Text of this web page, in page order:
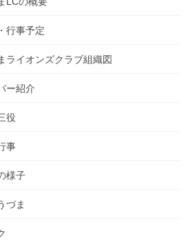
行事予定
ライオンズクラブ組織図
ー紹介
役
事
様子
づま